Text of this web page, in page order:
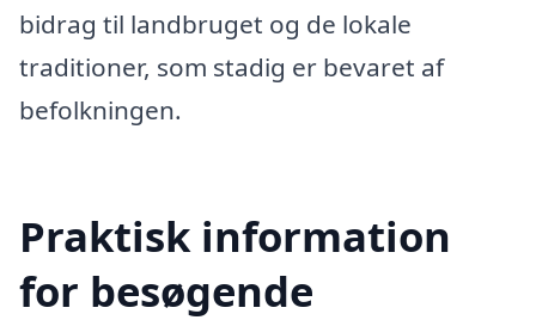
bidrag til landbruget og de lokale
traditioner, som stadig er bevaret af
befolkningen.
Praktisk information
for besøgende